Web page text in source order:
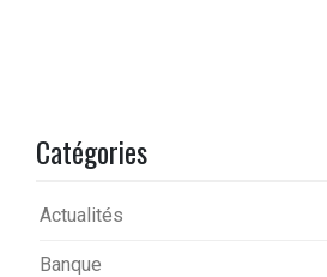
Catégories
Actualités
Banque